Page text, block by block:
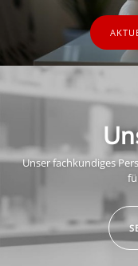
Unser fachkundiges